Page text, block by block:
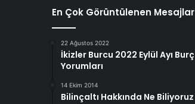
En Çok Görüntülenen Mesajlar
22 Ağustos 2022
İkizler Burcu 2022 Eylül Ayı Burç
Yorumları
14 Ekim 2014
Bilinçaltı Hakkında Ne Biliyoruz